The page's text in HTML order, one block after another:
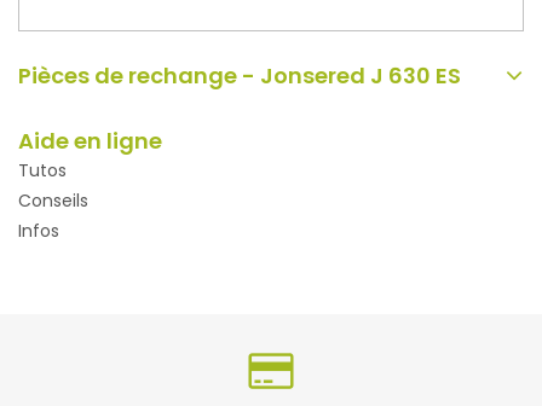
Pièces de rechange - Jonsered J 630 ES
Aide en ligne
Tutos
Conseils
Infos